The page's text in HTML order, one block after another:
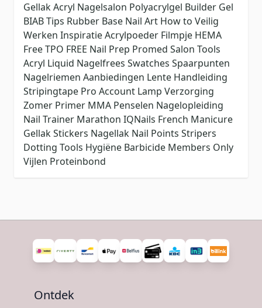
GellakAcryl Nagelsalon Polyacrylgel Builder Gel
BIABTips Rubber Base Nail Art How to Veilig
Werken InspiratieAcrylpoeder Filmpje HEMA
FreeTPO FREE Nail Prep Promed Salon Tools
Acryl Liquid Nagelfrees Swatches Spaarpunten
Nagelriemen Aanbiedingen Lente Handleiding
Stripingtape Pro Account Lamp Verzorging
Zomer Primer MMA Penselen Nagelopleiding
Nail Trainer Marathon IQNails French Manicure
Gellak Stickers Nagellak Nail Points Stripers
Dotting Tools Hygiëne Barbicide Members Only
Vijlen Proteinbond
Ontdek